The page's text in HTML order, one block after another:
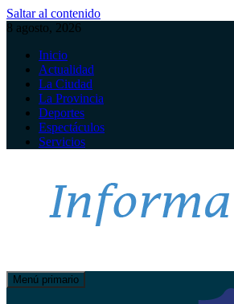
Saltar al contenido
8 agosto, 2026
Inicio
Actualidad
La Ciudad
La Provincia
Deportes
Espectáculos
Servicios
Menú primario